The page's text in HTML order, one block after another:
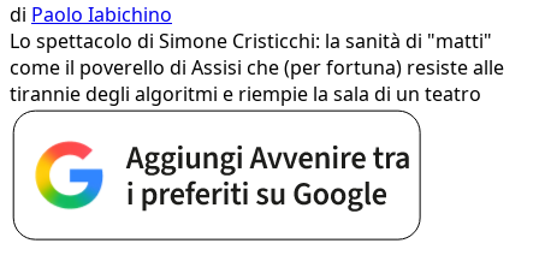
di Paolo Iabichino
Lo spettacolo di Simone Cristicchi: la sanità di "matti"
come il poverello di Assisi che (per fortuna) resiste alle
tirannie degli algoritmi e riempie la sala di un teatro